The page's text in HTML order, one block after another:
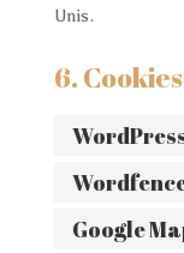
Unis.
6.
Google